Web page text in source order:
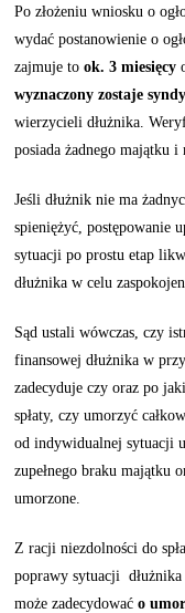
Po złożeniu wniosku o
wydać postanowienie o
zajmuje took. 3 miesięcy
wyznaczony zostaje
wierzycieli dłużnika.
posiada żadnego majątku i
Jeśli dłużnik nie ma
spieniężyć, postępowanie
sytuacji po prostu etap
dłużnika w celu
Sąd ustali wówczas, czy
finansowej dłużnika w
zadecyduje czy oraz po
spłaty, czy umorzyć
od indywidualnej sytuacji
zupełnego braku majątku
umorzone.
Z racji niezdolności do
poprawy sytuacji
może zadecydowaćo